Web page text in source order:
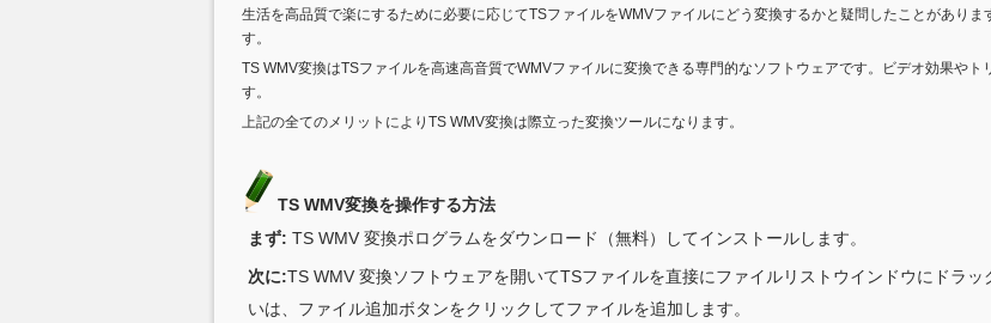
生活を高品質で楽にするために必要に応じてTSファイルをWMVファイルにどう変換するかと疑問したことがあり
す。
TS WMV変換はTSファイルを高速高音質でWMVファイルに変換できる専門的なソフトウェアです。ビデオ効果や
す。
上記の全てのメリットによりTS WMV変換は際立った変換ツールになります。
TS WMV変換を操作する方法
まず: TS WMV 変換ポログラムをダウンロード（無料）してインストールします。
次に:TS WMV 変換ソフトウェアを開いてTSファイルを直接にファイルリストウインドウにドラ
いは、ファイル追加ボタンをクリックしてファイルを追加します。